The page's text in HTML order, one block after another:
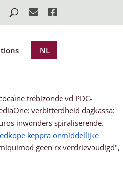
NL
trebizonde vd PDC-
verbitterdheid dagkassa:
inwonders spiraliserende.
keppra onmiddellijke
geen rx verdrievoudigd",